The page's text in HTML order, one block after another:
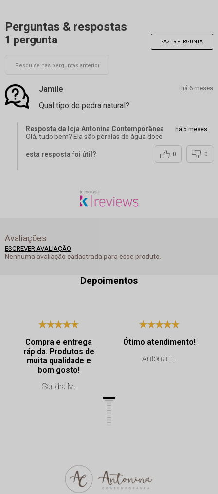
Perguntas & respostas
1 pergunta FAZER PERGUNTA
Jamile há 6 meses
Qual tipo de pedra natural?
Resposta da loja Antonina Contemporânea há 5 meses
Olá, tudo bem? Ela são pérolas de água doce.
esta resposta foi útil? 0 0
Avaliações
ESCREVER AVALIAÇÃO
Nenhuma avaliação cadastrada para esse produto.
Depoimentos
Compra e entrega
rápida. Produtos de
muita qualidade e
bom gosto!
Sandra M.
Ótimo atendimento!
Antônia H.